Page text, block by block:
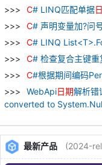
C# LINQ匹配单据
C# 声明变量加?问
C# LINQ
C# 检查复合主键重
C#根据期间编码
WebApi日期解析
converted to
最新产品 (2024-